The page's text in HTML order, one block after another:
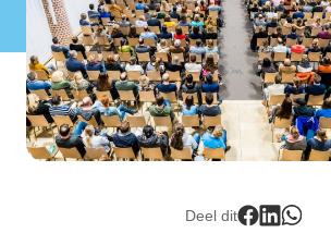
Lid worden
Deel dit